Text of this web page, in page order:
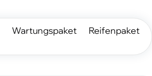
Wartungspaket Reifenpaket